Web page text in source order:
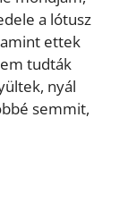
a lótusz
ettek
tudták
nyál
semmit,